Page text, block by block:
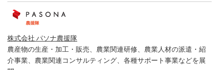
株式会社 パソナ農援隊
農産物の生産・加工・販売、農業関連研修、農業人材の派遣・紹
介事業、農業関連コンサルティング、各種サポート事業などを展